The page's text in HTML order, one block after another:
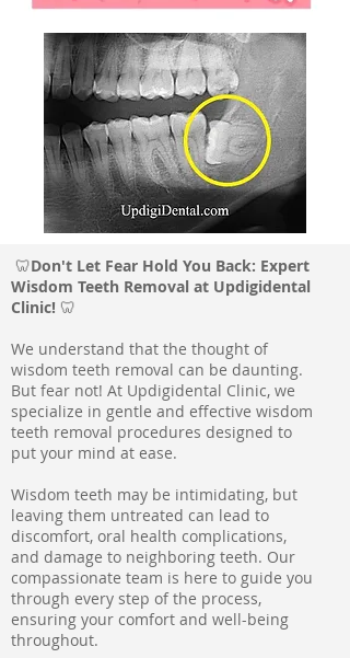
🦷Don't Let Fear Hold You Back: Expert
Wisdom Teeth Removal at Updigidental
Clinic! 🦷
We understand that the thought of
wisdom teeth removal can be daunting.
But fear not! At Updigidental Clinic, we
specialize in gentle and effective wisdom
teeth removal procedures designed to
put your mind at ease.
Wisdom teeth may be intimidating, but
leaving them untreated can lead to
discomfort, oral health complications,
and damage to neighboring teeth. Our
compassionate team is here to guide you
through every step of the process,
ensuring your comfort and well-being
throughout.